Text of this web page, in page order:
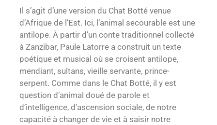
Il s’agit d’une version du Chat Botté venue
d’Afrique de l’Est. Ici, l’animal secourable est une
antilope. À partir d’un conte traditionnel collecté
à Zanzibar, Paule Latorre a construit un texte
poétique et musical où se croisent antilope,
mendiant, sultans, vieille servante, prince-
serpent. Comme dans le Chat Botté, il y est
question d’animal doué de parole et
d’intelligence, d’ascension sociale, de notre
capacité à changer de vie et à saisir notre